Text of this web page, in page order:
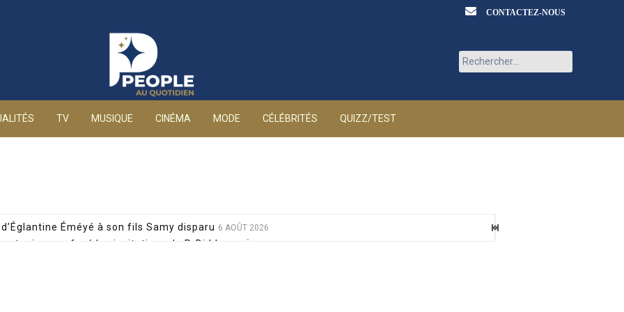
CONTACTEZ-NOUS
People au quotidien
Rechercher :
TV MUSIQUE CINÉMA MODE CÉLÉBRITÉS QUIZZ/TEST
Éméyé à son fils Samy disparu 6 AOÛT 2026
a toujours refusé les invitations de P. Diddy